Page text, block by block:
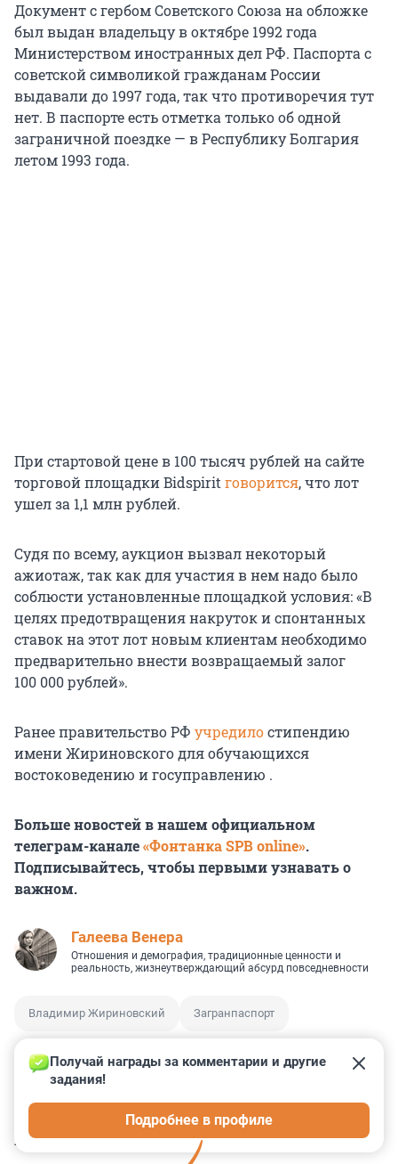
Документ с гербом Советского Союза на обложке
был выдан владельцу в октябре 1992 года
Министерством иностранных дел РФ. Паспорта с
советской символикой гражданам России
выдавали до 1997 года, так что противоречия тут
нет. В паспорте есть отметка только об одной
заграничной поездке — в Республику Болгария
летом 1993 года.
При стартовой цене в 100 тысяч рублей на сайте
торговой площадки Bidspirit говорится, что лот
ушел за 1,1 млнрублей.
Судя по всему, аукцион вызвал некоторый
ажиотаж, так как для участия в нем надо было
соблюсти установленные площадкой условия: «В
целях предотвращения накруток и спонтанных
ставок на этот лот новым клиентам необходимо
предварительно внести возвращаемый залог
100 000рублей».
Ранее правительство РФ учредилостипендию
имени Жириновского для обучающихся
востоковедению и госуправлению .
Больше новостей в нашем официальном
телеграм-канале«Фонтанка SPB online».
Подписывайтесь, чтобы первыми узнавать о
важном.
Галеева Венера
Отношения и демография, традиционные ценности и
реальность, жизнеутверждающий абсурд повседневности
Владимир Жириновский Загранпаспорт
КОММЕНТАРИИ 59
Получай награды за комментарии и другие
задания!
Подробнее в профиле